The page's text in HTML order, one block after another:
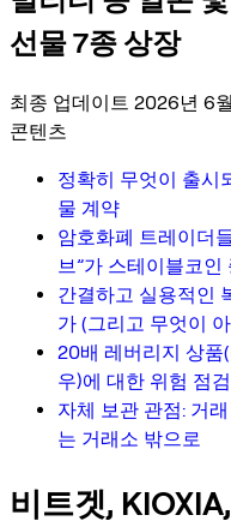
선물 7종 상장
최종 업데이트 2026년 6
콘텐츠
정확히 무엇이 출시
물 계약
암호화폐 트레이더
브”가 스테이블코
간결하고 실용적인
가 (그리고 무엇이
20배 레버리지 상품
우)에 대한 위험 점
자체 보관 관점: 거
는 거래소 밖으로
비트겟,